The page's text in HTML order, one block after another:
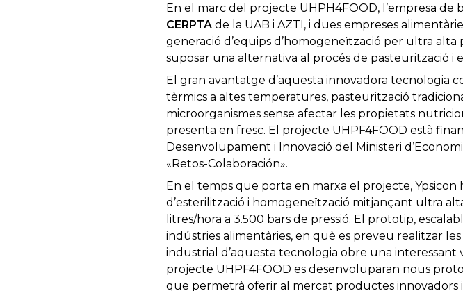
En el marc del projecte UHPH4FOOD, l’empresa de
CERPTA de la UAB i AZTI, i dues empreses
generació d’equips d’homogeneïtzació per ultra
suposar una alternativa al procés de pasteurització i
El gran avantatge d’aquesta innovadora tecnologia
tèrmics a altes temperatures, pasteurització
microorganismes sense afectar les propietats
presenta en fresc. El projecte UHPF4FOOD està
Desenvolupament i Innovació del Ministeri
«Retos-Colaboración».
En el temps que porta en marxa el projecte,
d’esterilització i homogeneïtzació mitjançant ultra
litres/hora a 3.500 bars de pressió. El prototip,
indústries alimentàries, en què es preveu realitzar
industrial d’aquesta tecnologia obre una interessant
projecte UHPF4FOOD es desenvoluparan nous
que permetrà oferir al mercat productes innovadors